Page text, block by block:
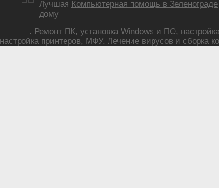
Лучшая Компьютерная помощь в Зеленограде
дому
. Ремонт ПК, установка Windows и ПО, настройка
настройка принтеров, МФУ. Лечение вирусов и сборка